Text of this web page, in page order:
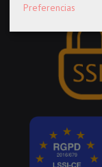
Preferencias